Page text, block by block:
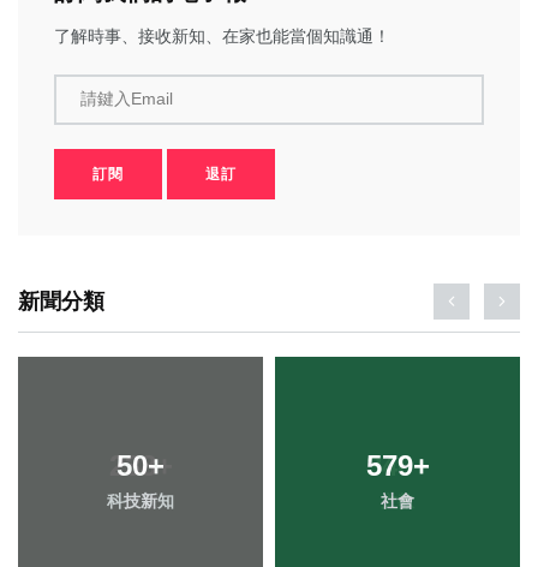
了解時事、接收新知、在家也能當個知識通！
請鍵入Email
訂閱 退訂
新聞分類
50+
科技新知
579+
社會